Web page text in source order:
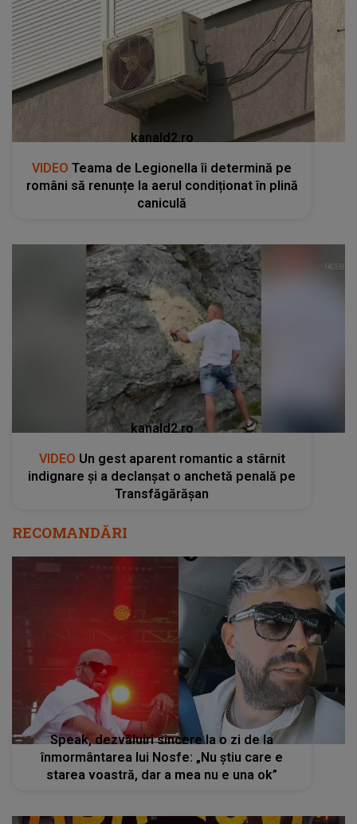
kanald2.ro
VIDEO Teama de Legionella îi determină pe
români să renunțe la aerul condiționat în plină
caniculă
kanald2.ro
VIDEO Un gest aparent romantic a stârnit
indignare și a declanșat o anchetă penală pe
Transfăgărășan
RECOMANDĂRI
Speak, dezvăluiri sincere la o zi de la
înmormântarea lui Nosfe: „Nu știu care e
starea voastră, dar a mea nu e una ok”